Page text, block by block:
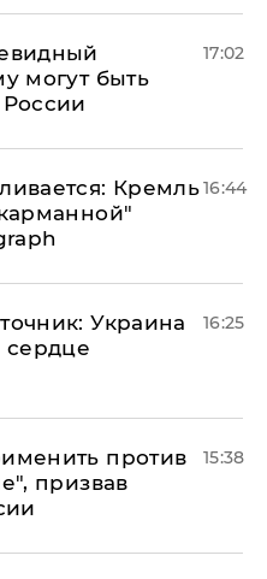
могут быть
17:02
Кремль16:44
Украина
сердце
16:25
против
призвав
15:38